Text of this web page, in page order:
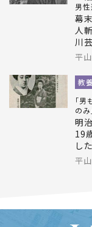
男
幕
人
川
平
教養
｢男
のみ
明
19
し
平